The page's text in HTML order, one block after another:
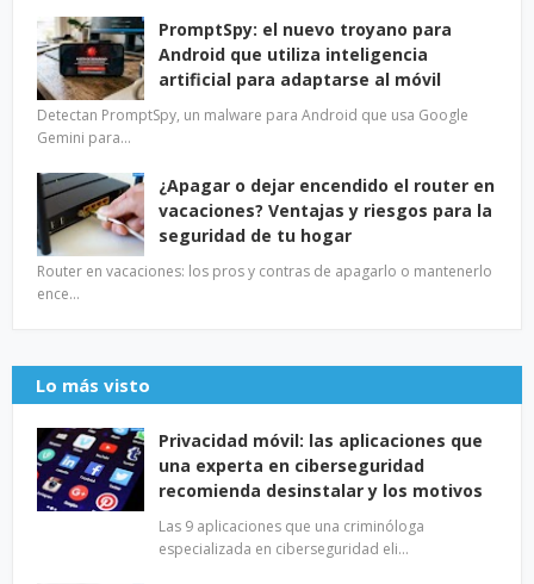
PromptSpy: el nuevo troyano para
Android que utiliza inteligencia
artificial para adaptarse al móvil
Detectan PromptSpy, un malware para Android que usa Google
Gemini para…
¿Apagar o dejar encendido el router en
vacaciones? Ventajas y riesgos para la
seguridad de tu hogar
Router en vacaciones: los pros y contras de apagarlo o mantenerlo
ence…
Lo más visto
Privacidad móvil: las aplicaciones que
una experta en ciberseguridad
recomienda desinstalar y los motivos
Las 9 aplicaciones que una criminóloga
especializada en ciberseguridad eli…